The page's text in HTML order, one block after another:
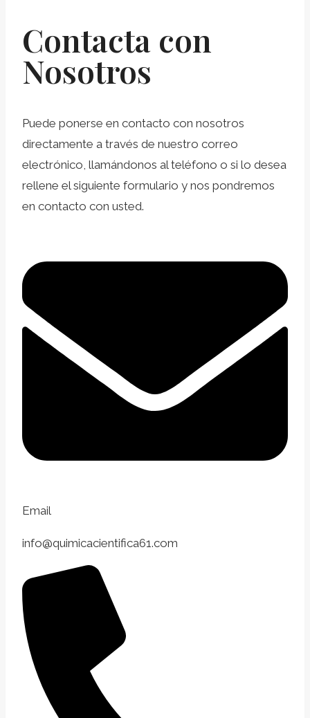
Contacta con
Nosotros
Puede ponerse en contacto con nosotros
directamente a través de nuestro correo
electrónico, llamándonos al teléfono o si lo desea
rellene el siguiente formulario y nos pondremos
en contacto con usted.
Email
info@quimicacientifica61.com